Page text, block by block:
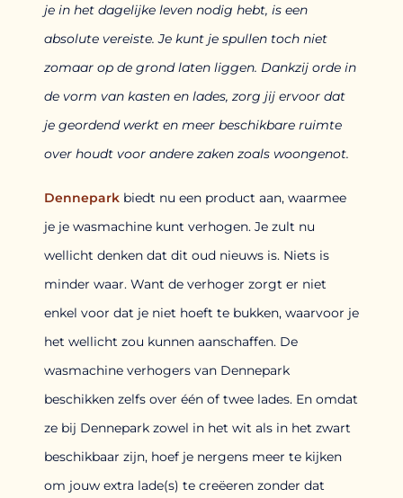
je in het dagelijke leven nodig hebt, is een
absolute vereiste. Je kunt je spullen toch niet
zomaar op de grond laten liggen. Dankzij orde in
de vorm van kasten en lades, zorg jij ervoor dat
je geordend werkt en meer beschikbare ruimte
over houdt voor andere zaken zoals woongenot.
Denneparkbiedt nu een product aan, waarmee
je je wasmachine kunt verhogen. Je zult nu
wellicht denken dat dit oud nieuws is. Niets is
minder waar. Want de verhoger zorgt er niet
enkel voor dat je niet hoeft te bukken, waarvoor je
het wellicht zou kunnen aanschaffen. De
wasmachine verhogers van Dennepark
beschikken zelfs over één of twee lades. En omdat
ze bij Dennepark zowel in het wit als in het zwart
beschikbaar zijn, hoef je nergens meer te kijken
om jouw extra lade(s) te creëeren zonder dat